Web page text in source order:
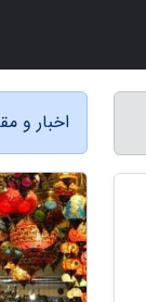
اخبار و